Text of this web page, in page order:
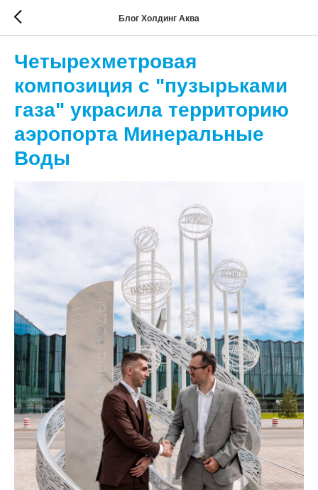
Блог Холдинг Аква
Четырехметровая
композиция с "пузырьками
газа" украсила территорию
аэропорта Минеральные
Воды